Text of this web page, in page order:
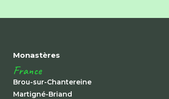
Monastères
France
Brou-sur-Chantereine
Martigné-Briand